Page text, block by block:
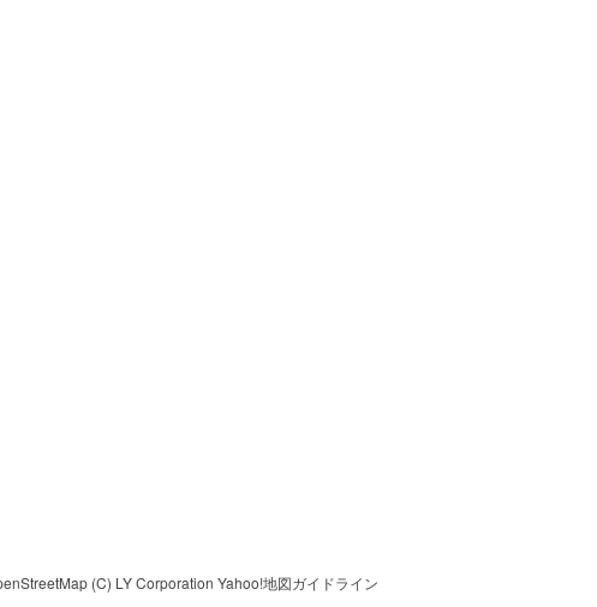
(C) LY Corporation Yahoo!地図ガイドライン